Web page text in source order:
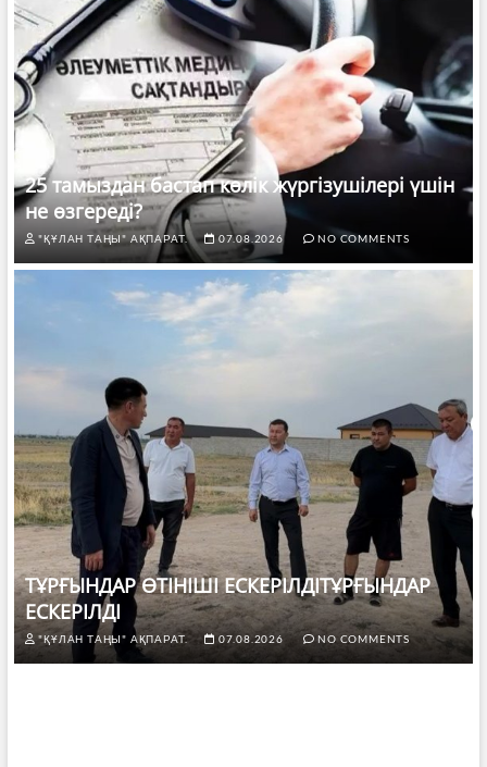
25 тамыздан бастап көлік жүргізушілері үшін
не өзгереді?
"ҚҰЛАН ТАҢЫ" АҚПАРАТ. 07.08.2026 NO COMMENTS
ТҰРҒЫНДАР ӨТІНІШІ ЕСКЕРІЛДІТҰРҒЫНДАР
ЕСКЕРІЛДІ
"ҚҰЛАН ТАҢЫ" АҚПАРАТ. 07.08.2026 NO COMMENTS